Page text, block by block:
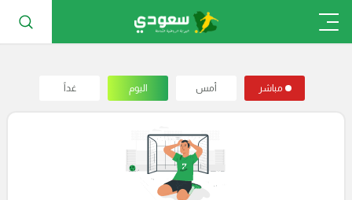
مباشر أمس اليوم غداً